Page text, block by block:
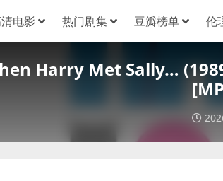
电影 热门剧集 豆瓣榜单 伦
Harry Met Sally…